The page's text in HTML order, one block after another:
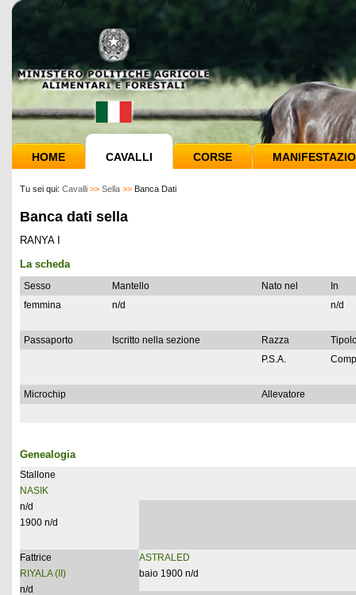
HOME CAVALLI CORSE
Tu sei qui: Cavalli >> Sella >> Banca Dati
Banca dati sella
RANYA I
La scheda
Sesso Mantello Nato nel
In
femmina
n/d n/d
Passaporto Iscritto nella sezione Razza
P.S.A.
Microchip Allevatore
Genealogia
Stallone
NASIK
n/d
1900 n/d
Fattrice
RIYALA (II)
n/d
ASTRALED
baio 1900 n/d